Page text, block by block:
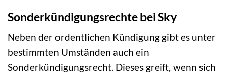
Sonderkündigungsrechte bei Sky
Neben der ordentlichen Kündigung gibt es unter
bestimmten Umständen auch ein
Sonderkündigungsrecht. Dieses greift, wenn sich